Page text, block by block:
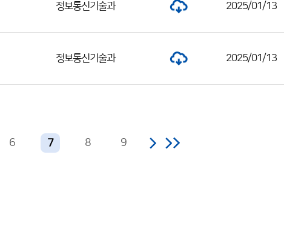
정보통신기술과 2025/01/13
정보통신기술과 2025/01/13
6 7 8 9